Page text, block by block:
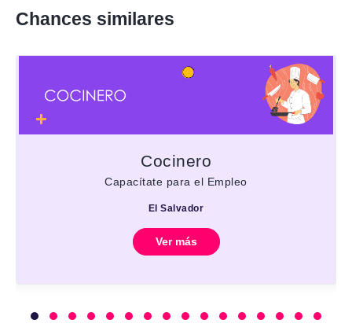
Chances similares
Cocinero
Capacítate para el Empleo
El Salvador
Ver más